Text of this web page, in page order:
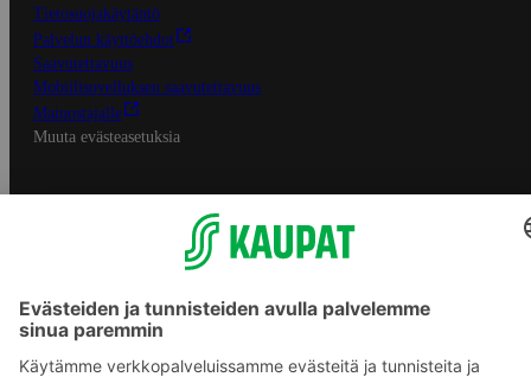
Tietosuojakäytäntö
Palvelun käyttöehdot
Saavutettavuus
Mobiilisovelluksen saavutettavuus
Mainostajalle
Muuta evästeasetuksia
S-ryhmän palvelut
Asiakasomistajuus